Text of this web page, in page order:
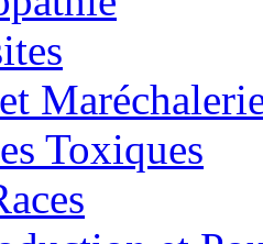
Toxiques